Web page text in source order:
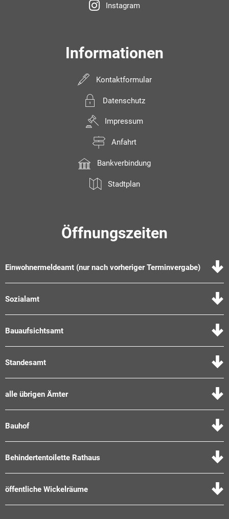
Instagram
Informationen
Kontaktformular
Datenschutz
Impressum
Anfahrt
Bankverbindung
Stadtplan
Öffnungszeiten
Einwohnermeldeamt (nur nach vorheriger Terminvergabe)
Sozialamt
Bauaufsichtsamt
Standesamt
alle übrigen Ämter
Bauhof
Behindertentoilette Rathaus
öffentliche Wickelräume